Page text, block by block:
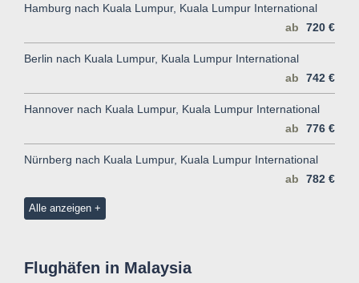
Hamburg nach Kuala Lumpur, Kuala Lumpur International
ab
720 €
Berlin nach Kuala Lumpur, Kuala Lumpur International
ab
742 €
Hannover nach Kuala Lumpur, Kuala Lumpur International
ab
776 €
Nürnberg nach Kuala Lumpur, Kuala Lumpur International
ab
782 €
Alle anzeigen
Flughäfen in Malaysia